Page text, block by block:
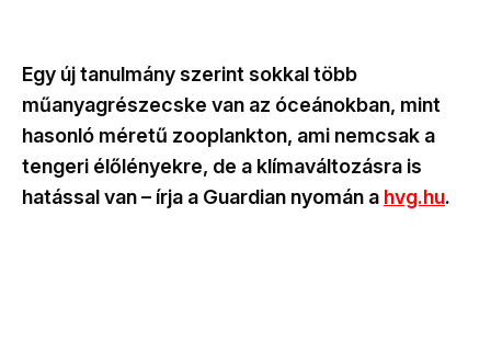
Egy új tanulmány szerint sokkal több
műanyagrészecske van az óceánokban, mint
hasonló méretű zooplankton, ami nemcsak a
tengeri élőlényekre, de a klímaváltozásra is
hatással van – írja a Guardian nyomán a hvg.hu.